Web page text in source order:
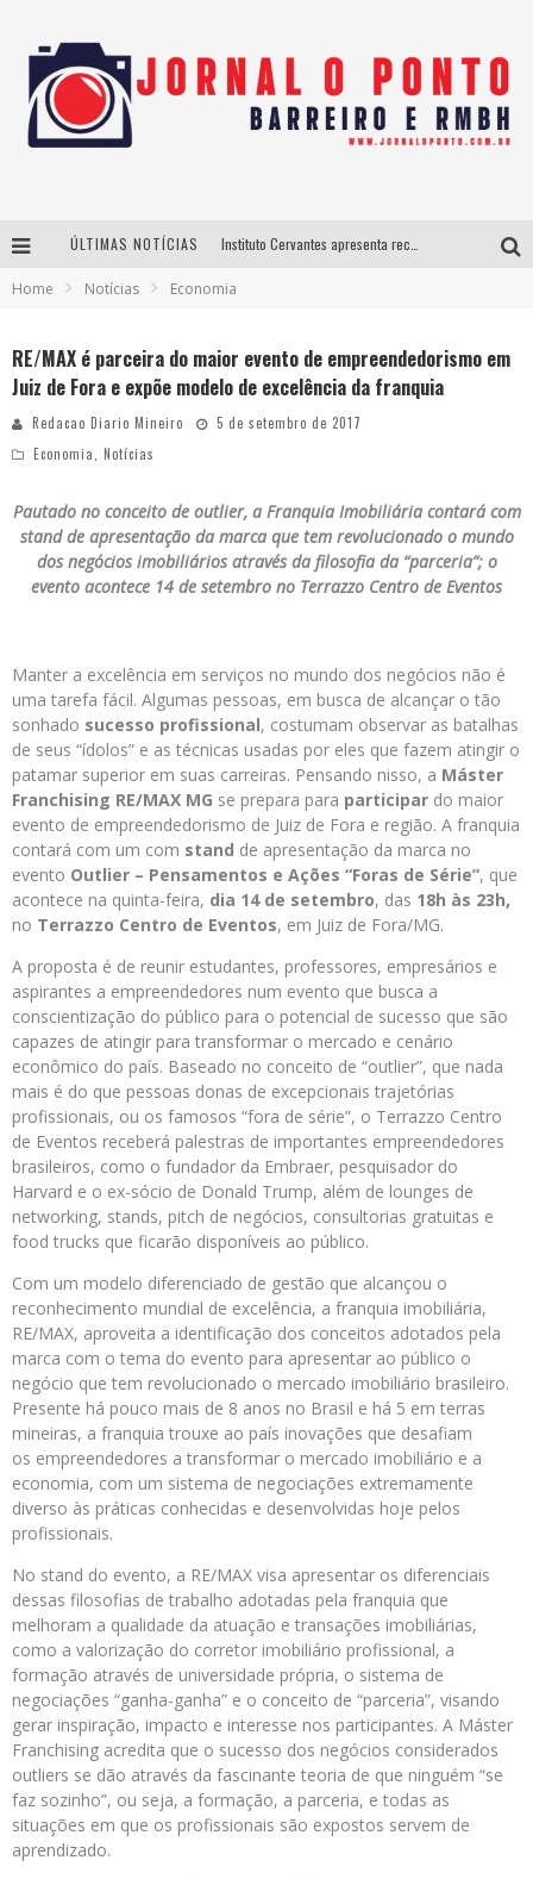
ÚLTIMAS NOTÍCIAS
Projeta Cultura abre inscrições gratuitas em São João del-Rei para oficinas de elaboração de projetos culturais e inteligência artificial
Home Notícias Economia
RE/MAX é parceira do maior evento de empreendedorismo em
Juiz de Fora e expõe modelo de excelência da franquia
Redacao Diario Mineiro
5 de setembro de 2017
Economia
Notícias
Pautado no conceito de outlier, a Franquia Imobiliária contará com
stand de apresentação da marca que tem revolucionado o mundo
dos negócios imobiliários através da filosofia da “parceria”; o
evento acontece 14 de setembro no Terrazzo Centro de Eventos
Manter a excelência em serviços no mundo dos negócios não é
uma tarefa fácil. Algumas pessoas, em busca de alcançar o tão
sonhado sucesso profissional, costumam observar as batalhas
de seus “ídolos” e as técnicas usadas por eles que fazem atingir o
patamar superior em suas carreiras. Pensando nisso, a Máster
Franchising RE/MAX MG se prepara para participar do maior
evento de empreendedorismo de Juiz de Fora e região. A franquia
contará com um com stand de apresentação da marca no
evento Outlier – Pensamentos e Ações “Foras de Série”, que
acontece na quinta-feira, dia 14 de setembro, das 18h às 23h,
no Terrazzo Centro de Eventos, em Juiz de Fora/MG.
A proposta é de reunir estudantes, professores, empresários e
aspirantes a empreendedores num evento que busca a
conscientização do público para o potencial de sucesso que são
capazes de atingir para transformar o mercado e cenário
econômico do país. Baseado no conceito de “outlier”, que nada
mais é do que pessoas donas de excepcionais trajetórias
profissionais, ou os famosos “fora de série”, o Terrazzo Centro
de Eventos receberá palestras de importantes empreendedores
brasileiros, como o fundador da Embraer, pesquisador do
Harvard e o ex-sócio de Donald Trump, além de lounges de
networking, stands, pitch de negócios, consultorias gratuitas e
food trucks que ficarão disponíveis ao público.
Com um modelo diferenciado de gestão que alcançou o
reconhecimento mundial de excelência, a franquia imobiliária,
RE/MAX, aproveita a identificação dos conceitos adotados pela
marca com o tema do evento para apresentar ao público o
negócio que tem revolucionado o mercado imobiliário brasileiro.
Presente há pouco mais de 8 anos no Brasil e há 5 em terras
mineiras, a franquia trouxe ao país inovações que desafiam
os empreendedores a transformar o mercado imobiliário e a
economia, com um sistema de negociações extremamente
diverso às práticas conhecidas e desenvolvidas hoje pelos
profissionais.
No stand do evento, a RE/MAX visa apresentar os diferenciais
dessas filosofias de trabalho adotadas pela franquia que
melhoram a qualidade da atuação e transações imobiliárias,
como a valorização do corretor imobiliário profissional, a
formação através de universidade própria, o sistema de
negociações “ganha-ganha” e o conceito de “parceria”, visando
gerar inspiração, impacto e interesse nos participantes. A Máster
Franchising acredita que o sucesso dos negócios considerados
outliers se dão através da fascinante teoria de que ninguém “se
faz sozinho”, ou seja, a formação, a parceria, e todas as
situações em que os profissionais são expostos servem de
aprendizado.